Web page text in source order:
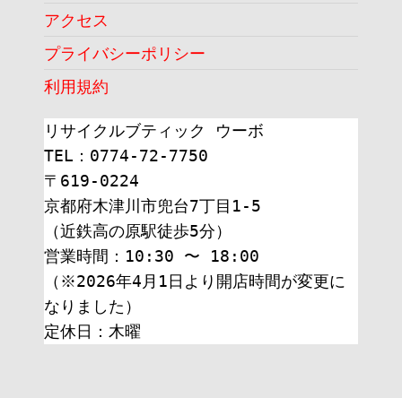
アクセス
プライバシーポリシー
利用規約
リサイクルブティック ウーボ
TEL：0774-72-7750
〒619-0224
京都府木津川市兜台7丁目1-5
（近鉄高の原駅徒歩5分）
営業時間：10:30 〜 18:00
（※2026年4月1日より開店時間が変更に
なりました）
定休日：木曜